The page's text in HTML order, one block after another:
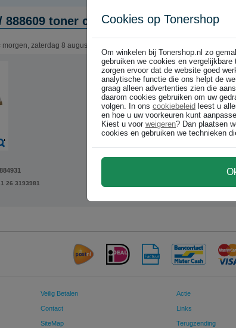
888609 toner cartridge geel (origineel)
zaterdag 8 augustus al bezorgd!
26 3193981
Ricoh Toner
Ricoh
€ 117,99
€ 97,51 excl p/
In
Veilig Betalen
Contact
SiteMap
Actie
Links
Terugzending
Cookies op Tonershop
Om winkelen bij Tonershop.nl zo
gebruiken we cookies en
zorgen ervoor dat de website goed
analytische functie die ons helpt de
graag alleen advertenties zien die
daarom cookies gebruiken om uw
volgen. In ons cookiebeleid leest u
en hoe u uw voorkeuren kunt
Kiest u voor weigeren? Dan plaatsen
cookies en gebruiken we technieken